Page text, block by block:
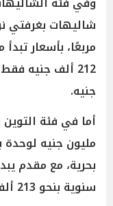
جنيه.
سنوية بنحو 213 ألف جنيه.